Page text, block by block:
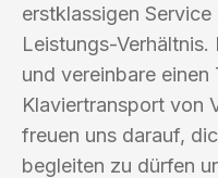
erstklassigen
Leistungs-
und vereinbare einen
Klaviertransport von
freuen uns darauf,
begleiten zu dürfen